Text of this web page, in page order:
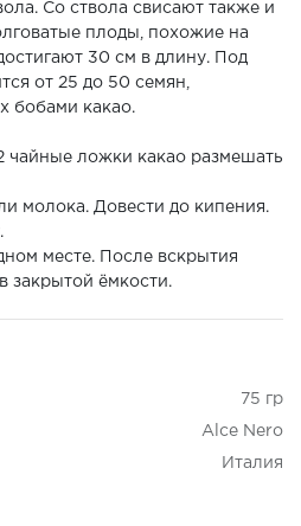
Со ствола свисают также и
плоды, похожие на
30 см в длину. Под
от 25 до 50 семян,
бобами какао.
чайные ложки какао размешать
молока. Довести до кипения.
месте. После вскрытия
закрытой ёмкости.
75 гр
Alce Nero
Италия